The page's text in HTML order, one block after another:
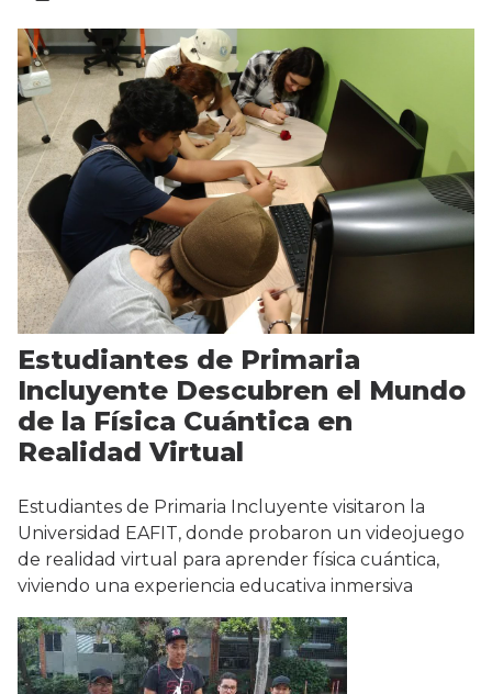
Estudiantes de Primaria
Incluyente Descubren el Mundo
de la Física Cuántica en
Realidad Virtual
Estudiantes de Primaria Incluyente visitaron la
Universidad EAFIT, donde probaron un videojuego
de realidad virtual para aprender física cuántica,
viviendo una experiencia educativa inmersiva